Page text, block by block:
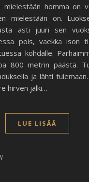
mielestään homma on
mielestään on.
asti juuri sen
pois, vaekka ison
kohdalle.
800 metrin päästä.
ja lähti
hirven jälki…
LUE LISÄÄ